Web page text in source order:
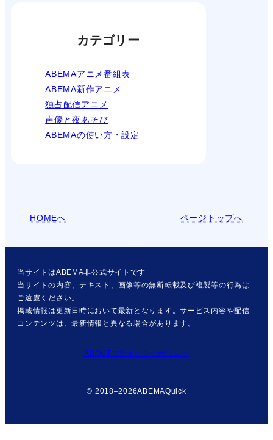
カテゴリー
ABEMAアニメ番組表
ABEMA新作アニメ
独占配信アニメ
声優と夜あそび
ABEMAの使い方・設定
HOMEへ ページトップへ
当サイトはABEMA非公式サイトです
当サイトの内容、テキスト、画像等の無断転載及び複製等の行為は
ご遠慮ください。
掲載情報は更新日時において最新となります。サービス内容や配信
コンテンツは、最新情報と異なる場合があります。
ABOUTプライバシーポリシー
© 2018–2026ABEMAQuick